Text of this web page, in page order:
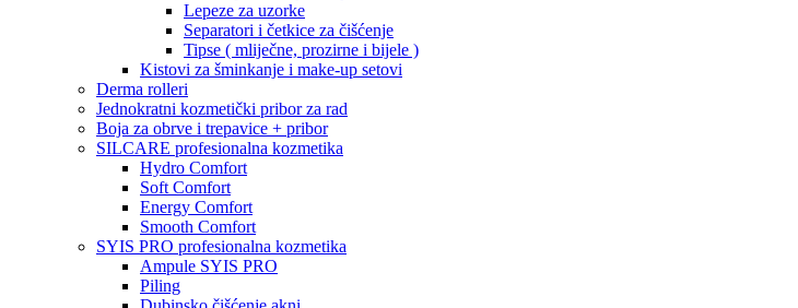
Lepeze za uzorke
Separatori i četkice za čišćenje
Tipse ( mliječne, prozirne i bijele )
Kistovi za šminkanje i make-up setovi
Derma rolleri
Jednokratni kozmetički pribor za rad
Boja za obrve i trepavice + pribor
SILCARE profesionalna kozmetika
Hydro Comfort
Soft Comfort
Energy Comfort
Smooth Comfort
SYIS PRO profesionalna kozmetika
Ampule SYIS PRO
Piling